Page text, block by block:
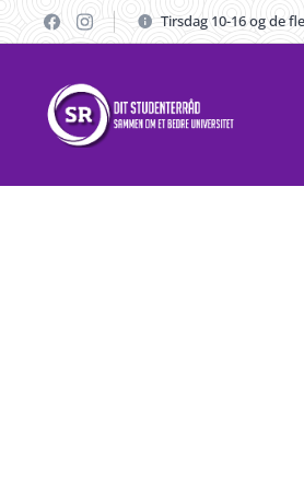
Tirsdag 10-16 og de